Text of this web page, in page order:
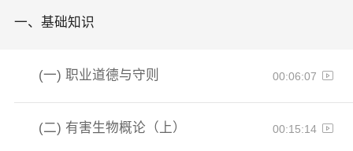
一、 基础知识
(一)职业道德与守则 00:06:07
(二) 有害生物概论（上） 00:15:14